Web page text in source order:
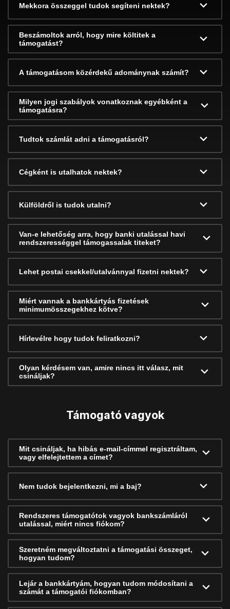
Mekkora összeggel tudok segíteni nektek?
Beszámoltok arról, hogy mire költitek a
támogatást?
A támogatásom közérdekű adománynak számít?
Milyen jogi szabályok vonatkoznak egyébként a
támogatásra?
Tudtok számlát adni a támogatásról?
Cégként is utalhatok nektek?
Külföldről is tudok utalni?
Van-e lehetőség arra, hogy banki utalással havi
rendszerességgel támogassalak titeket?
Lehet postai csekkel/utalvánnyal fizetni nektek?
Miért vannak a bankkártyás fizetések
minimumösszegekhez kötve?
Hírlevélre hogy tudok feliratkozni?
Olyan kérdésem van, amire nincs itt válasz, mit
csináljak?
Támogató vagyok
Mit csináljak, ha hibás e-mail-címmel regisztráltam,
vagy elfelejtettem a címet?
Nem tudok bejelentkezni, mi a baj?
Rendszeres támogatótok vagyok bankszámláról
utalással, miért nincs fiókom?
Szeretném megváltoztatni a támogatási összeget,
hogyan tudom?
Lejár a bankkártyám, hogyan tudom módosítani a
számát a támogatói fiókomban?